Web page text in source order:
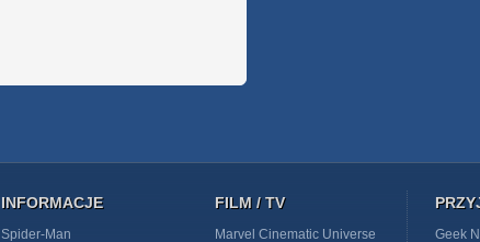
INFORMACJE
Spider-Man
FILM / TV
Marvel Cinematic Universe
Geek